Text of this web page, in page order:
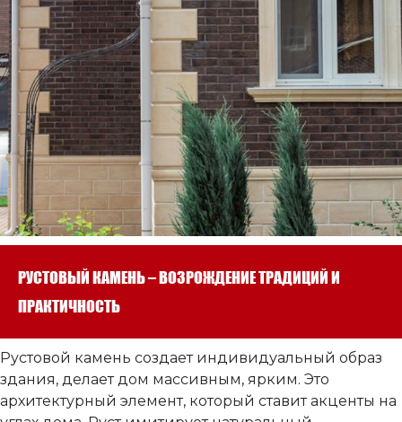
РУСТОВЫЙ КАМЕНЬ – ВОЗРОЖДЕНИЕ ТРАДИЦИЙ И
ПРАКТИЧНОСТЬ
Рустовой камень создает индивидуальный образ
здания, делает дом массивным, ярким. Это
архитектурный элемент, который ставит акценты на